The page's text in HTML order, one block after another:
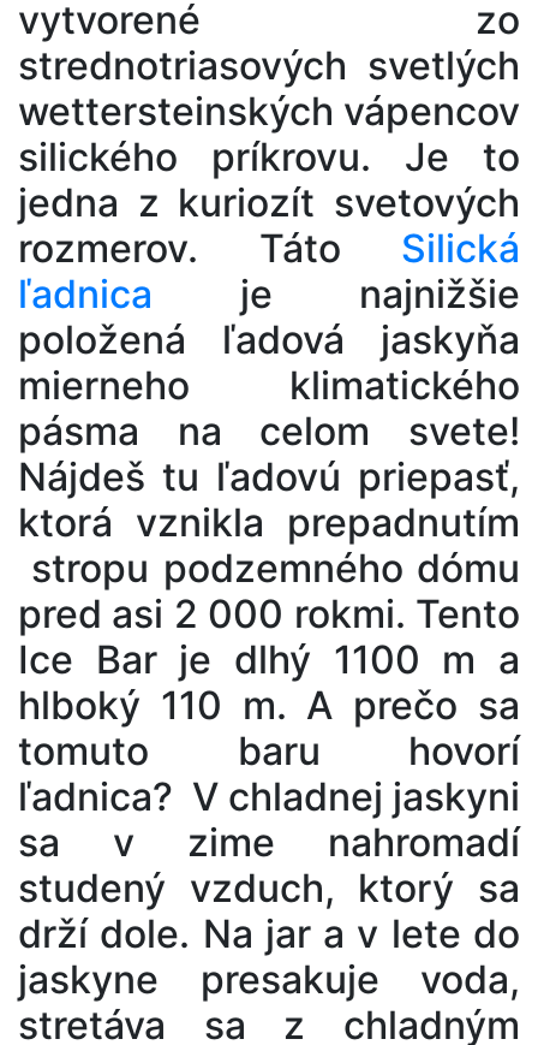
vytvorené zo
strednotriasových svetlých
wettersteinských vápencov
silického príkrovu. Je to
jedna z kuriozít svetových
rozmerov. Táto Silická
ľadnica je najnižšie
položená ľadová jaskyňa
mierneho klimatického
pásma na celom svete!
Nájdeš tu ľadovú priepasť,
ktorá vznikla prepadnutím
stropu podzemného dómu
pred asi 2 000 rokmi. Tento
Ice Bar je dlhý 1100 m a
hlboký 110 m. A prečo sa
tomuto baru hovorí
ľadnica? V chladnej jaskyni
sa v zime nahromadí
studený vzduch, ktorý sa
drží dole. Na jar a v lete do
jaskyne presakuje voda,
stretáva sa z chladným